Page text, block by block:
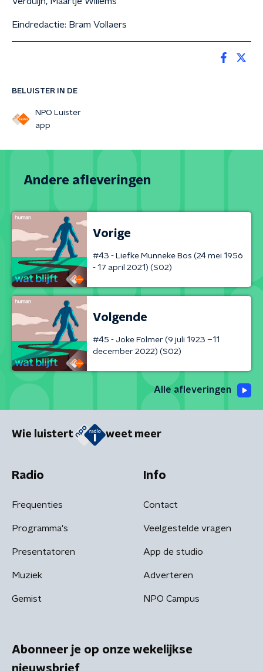
BELUISTER IN DE
NPO Luister
app
Eindredactie: Bram Vollaers
Andere afleveringen
Vorige
#43 - Liefke Munneke Bos (24 mei 1956
- 17 april 2021) (S02)
Volgende
#45 - Joke Folmer (9 juli 1923 –11
december 2022) (S02)
Alle afleveringen
Wie luistert weet meer
Radio
Frequenties
Programma's
Presentatoren
Muziek
Gemist
Info
Contact
Veelgestelde vragen
App de studio
Adverteren
NPO Campus
Abonneer je op onze wekelijkse
nieuwsbrief